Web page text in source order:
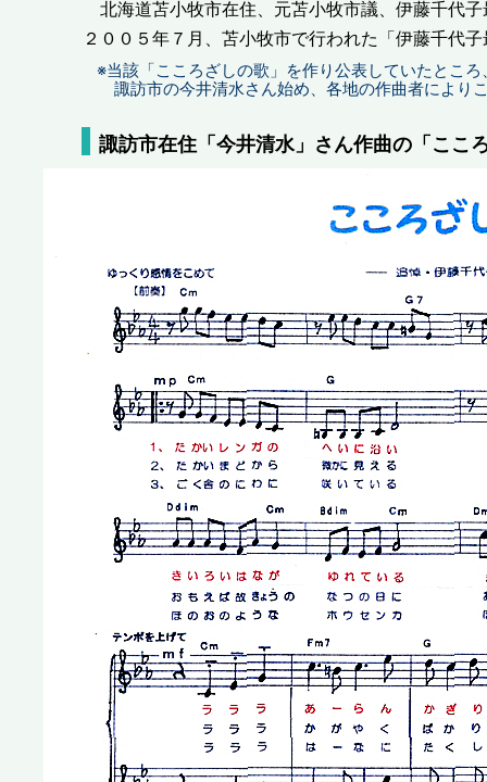
北海道苫小牧市在住、元苫小牧市議、伊藤千代
２００５年７月、苫小牧市で行われた「伊藤千代
※当該「こころざしの歌」を作り公表していたところ
諏訪市の今井清水さん始め、各地の作曲者により
諏訪市在住「今井清水」さん作曲の「ここ